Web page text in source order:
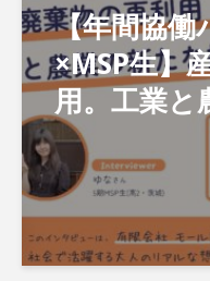
【年間協働
×MSP生】
用。工業と